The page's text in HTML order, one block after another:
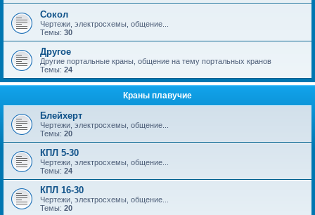
Сокол
Чертежи, электросхемы, общение...
Темы: 30
Другое
Другие портальные краны, общение на тему портальных кранов
Темы: 24
Краны плавучие
Блейхерт
Чертежи, электросхемы, общение...
Темы: 20
КПЛ 5-30
Чертежи, электросхемы, общение...
Темы: 24
КПЛ 16-30
Чертежи, электросхемы, общение...
Темы: 20